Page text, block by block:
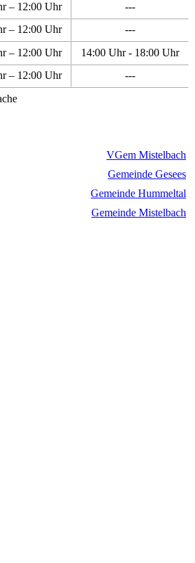
– 12:00 Uhr
---
– 12:00 Uhr
---
– 12:00 Uhr
14:00 Uhr - 18:00 Uhr
– 12:00 Uhr
---
VGem Mistelbach
Gemeinde Gesees
Gemeinde Hummeltal
Gemeinde Mistelbach